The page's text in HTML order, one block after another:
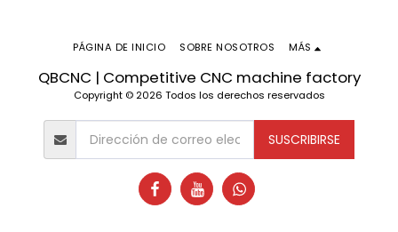
QBCNC | Competitive CNC machine factory
Copyright © 2026 Todos los derechos reservados
PÁGINA DE INICIO SOBRE NOSOTROS MÁS
SUSCRIBIRSE